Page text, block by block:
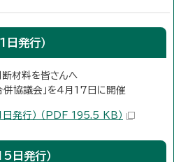
発行）
材料を皆さんへ
併協議会」を4月17日に開催
発行） （PDF 195.5 KB）
日発行）